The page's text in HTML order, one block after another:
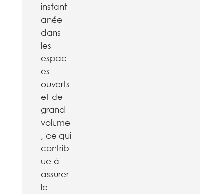
instant
anée
dans
les
espac
es
ouverts
et de
grand
volume
, ce qui
contrib
ue à
assurer
le